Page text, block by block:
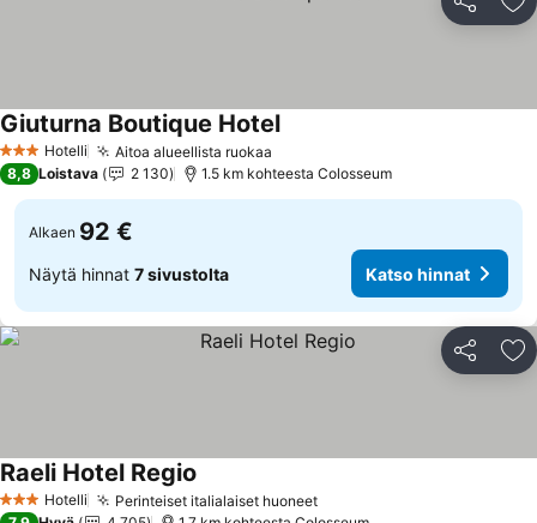
Jaa
3 Tähtiluokitus
Hotelli Aitoa alueellista ruokaa
Giuturna Boutique HotelKatso hinnat
8,8 Loistava 2 130 1.5 km kohteesta Colosseum
Alkaen 92 €
Näytä hinnat 7 sivustolta Katso hinnat
Jaa
3 Tähtiluokitus
Hotelli Perinteiset italialaiset huoneetKatso hinnat
Raeli Hotel Regio